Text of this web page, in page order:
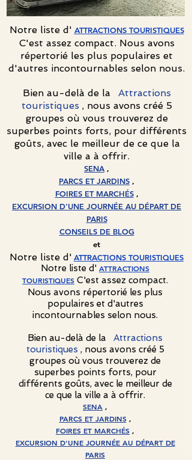
Notre liste d' ATTRACTIONS
TOURISTIQUES C'est assez compact.
Nous avons répertorié les plus
populaires et d'autres
incontournables selon nous.
Bien au-delà de la
Attractions
touristiques , nous avons créé 5
groupes où vous trouverez de
superbes points forts, pour
différents goûts, avec le meilleur de
ce que la ville a à offrir.
SENA ,
PARCS ET JARDINS ,
FOIRES ET MARCHÉS ,
EXCURSION D'UNE JOURNÉE AU DÉPART DE
PARIS
Notre liste d' ATTRACTIONS TOURISTIQUES
C'est assez compact. Nous avons
répertorié les plus populaires et
d'autres incontournables selon nous.
Bien au-delà de la
Attractions
touristiques , nous avons créé 5
groupes où vous trouverez de
superbes points forts, pour différents
goûts, avec le meilleur de ce que la
ville a à offrir.
SENA ,
PARCS ET JARDINS ,
FOIRES ET MARCHÉS ,
EXCURSION D'UNE JOURNÉE AU DÉPART DE
PARIS
CONSEILS DE BLOG
et
Notre liste d' ATTRACTIONS TOURISTIQUES